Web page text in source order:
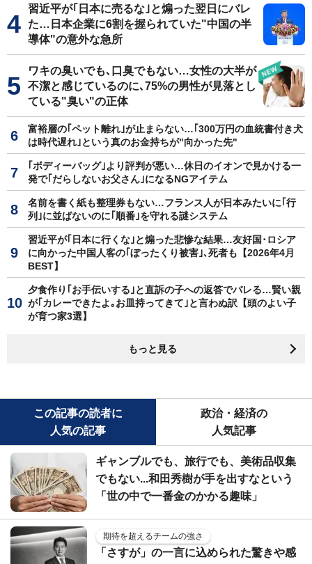
習近平が｢日本に売るな｣と煽った翌日にバレ
た…日本企業に6割を握られていた"中国の半
導体"の意外な急所
ワキの臭いでも､口臭でもない…女性の大半が
不潔と感じているのに､75%の男性が見落とし
ている"臭い"の正体
富裕層の｢ペット離れ｣が止まらない…｢300万円の血統書付き犬
は時代遅れ｣という真のお金持ちが"向かった先"
｢ボディーバッグ｣より評判が悪い…休日のイオンで見かける一
発で｢だらしないお父さん｣になるNGアイテム
名前を書く紙も整理券もない…フランス人が日本みたいに｢行
列｣に並ばないのに｢順番｣を守れる謎システム
習近平が｢日本に行くな｣と煽った悲惨な結果…友好国･ロシア
に向かった中国人客の｢ぼったくり被害｣､死者も【2026年4月
BEST】
夕食作り｢お手伝いする｣と直訴の子への返答でバレる…賢い親
が｢カレーできたよ｡お皿持ってきて｣と言わぬ訳【頭のよい子
が育つ家3選】
もっと見る
この記事の読者に
人気の記事
政治・経済の
人気記事
ギャンブルでも、旅行でも、美術品収集
でもない...和田秀樹が手を出すなという
「世の中で一番金のかかる趣味」
期待を超えるチームの強さ
「さすが」の一言に込められた驚きや感